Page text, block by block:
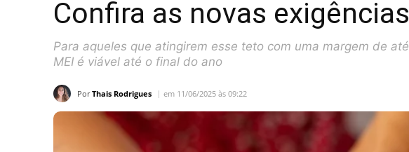
Confira as novas
Para aqueles que atingirem esse teto com uma margem de
MEI é viável até o final do ano
Por Thais Rodrigues em 11/06/2025 às 09:22